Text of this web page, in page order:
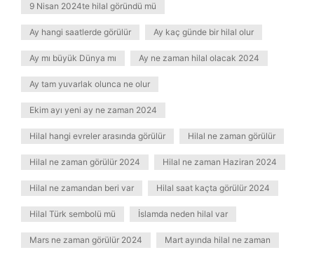
9 Nisan 2024te hilal göründü mü
Ay hangi saatlerde görülür Ay kaç günde bir hilal olur
Ay mı büyük Dünya mı Ay ne zaman hilal olacak 2024
Ay tam yuvarlak olunca ne olur
Ekim ayı yeni ay ne zaman 2024
Hilal hangi evreler arasında görülür Hilal ne zaman görülür
Hilal ne zaman görülür 2024 Hilal ne zaman Haziran 2024
Hilal ne zamandan beri var Hilal saat kaçta görülür 2024
Hilal Türk sembolü mü İslamda neden hilal var
Mars ne zaman görülür 2024 Mart ayında hilal ne zaman